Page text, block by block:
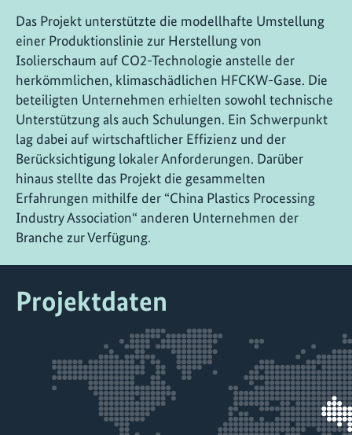
Das Projekt unterstützte die modellhafte Umstellung
einer Produktionslinie zur Herstellung von
Isolierschaum auf CO2-Technologie anstelle der
herkömmlichen, klimaschädlichen HFCKW-Gase. Die
beteiligten Unternehmen erhielten sowohl technische
Unterstützung als auch Schulungen. Ein Schwerpunkt
lag dabei auf wirtschaftlicher Effizienz und der
Berücksichtigung lokaler Anforderungen. Darüber
hinaus stellte das Projekt die gesammelten
Erfahrungen mithilfe der “China Plastics Processing
Industry Association“ anderen Unternehmen der
Branche zur Verfügung.
Projektdaten